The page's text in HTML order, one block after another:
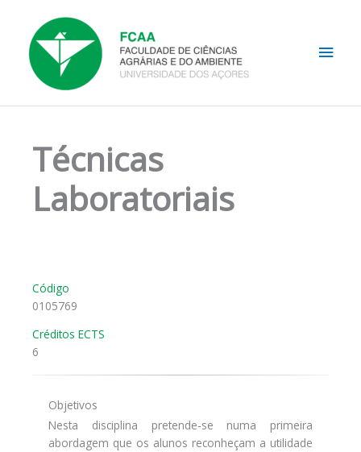
content
Técnicas
Laboratoriais
Código
0105769
Créditos ECTS
6
Objetivos
Nesta disciplina pretende-se numa primeira
abordagem que os alunos reconheçam a utilidade